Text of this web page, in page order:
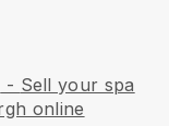
- Sell your spa
online